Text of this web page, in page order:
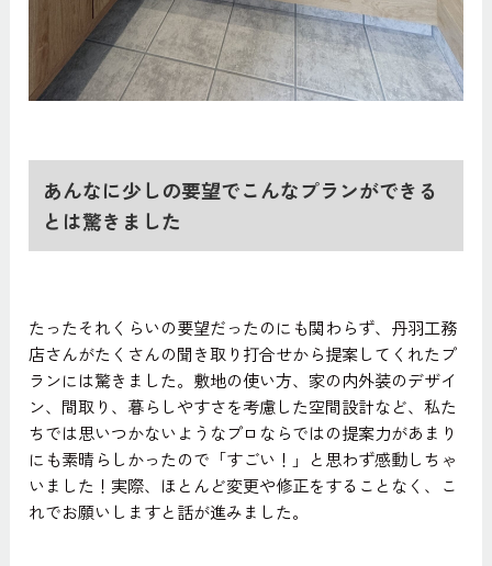
あんなに少しの要望でこんなプランができる
とは驚きました
たったそれくらいの要望だったのにも関わらず、丹羽工務
店さんがたくさんの聞き取り打合せから提案してくれたプ
ランには驚きました。敷地の使い方、家の内外装のデザイ
ン、間取り、暮らしやすさを考慮した空間設計など、私た
ちでは思いつかないようなプロならではの提案力があまり
にも素晴らしかったので「すごい！」と思わず感動しちゃ
いました！実際、ほとんど変更や修正をすることなく、こ
れでお願いしますと話が進みました。